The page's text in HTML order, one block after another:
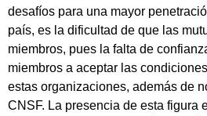
desafíos para una mayor
país, es la dificultad de que las
miembros, pues la falta de
miembros a aceptar las
estas organizaciones, además de
CNSF. La presencia de esta figura